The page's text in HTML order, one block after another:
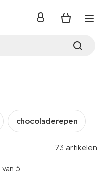
inloggen
chocoladerepen
73 artikelen
5